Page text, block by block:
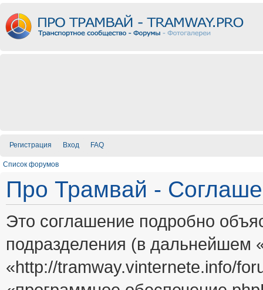
Регистрация Вход FAQ
Список форумов
Про Трамвай -
Это соглашение подробно
подразделения (в
«http://tramway.vinternete.info/